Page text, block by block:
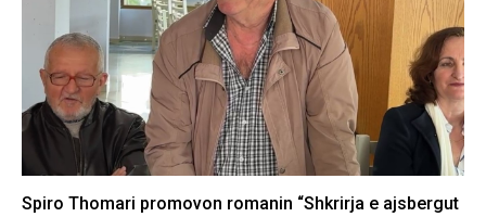
Spiro Thomari promovon romanin “Shkrirja e ajsbergut